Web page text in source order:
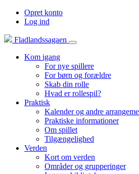
Opret konto
Log ind
Fladlandssagaen
Kom igang
For nye spillere
For børn og forældre
Skab din rolle
Hvad er rollespil?
Praktisk
Kalender og andre
Praktiske informationer
Om spillet
Tilgængelighed
Verden
Kort om verden
Områder og grupperinger